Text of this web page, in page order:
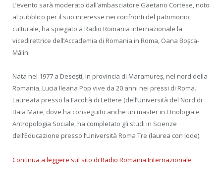
L’evento sarà moderato dall’ambasciatore Gaetano Cortese, noto
al pubblico per il suo interesse nei confronti del patrimonio
culturale, ha spiegato a Radio Romania Internazionale la
vicedirettrice dell’Accademia di Romania in Roma, Oana Boşca-
Mălin.
Nata nel 1977 a Desești, in provincia di Maramureș, nel nord della
Romania, Lucia Ileana Pop vive da 20 anni nei pressi di Roma.
Laureata presso la Facoltà di Lettere (dell’Università del Nord di
Baia Mare, dove ha conseguito anche un master in Etnologia e
Antropologia Sociale, ha completato gli studi in Scienze
dell’Educazione presso l’Università Roma Tre (laurea con lode).
Continua a leggere sul sito di Radio Romania Internazionale